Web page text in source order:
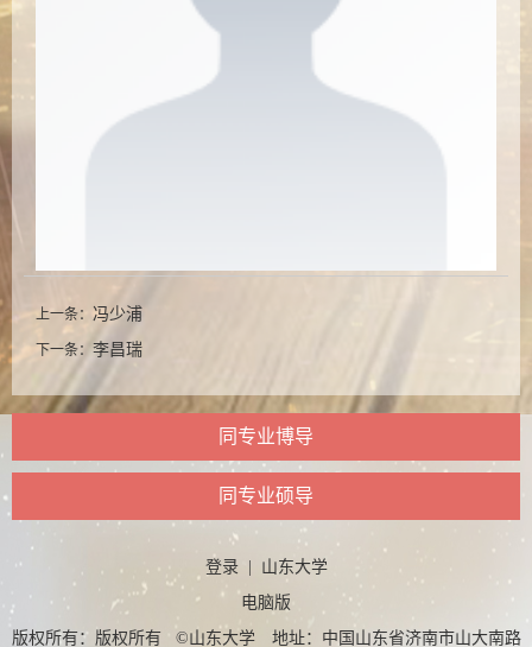
上一条： 冯少浦
下一条：李昌瑞
同专业博导
同专业硕导
登录| 山东大学
电脑版
版权所有：版权所有 ©山东大学 地址：中国山东省济南市山大南路